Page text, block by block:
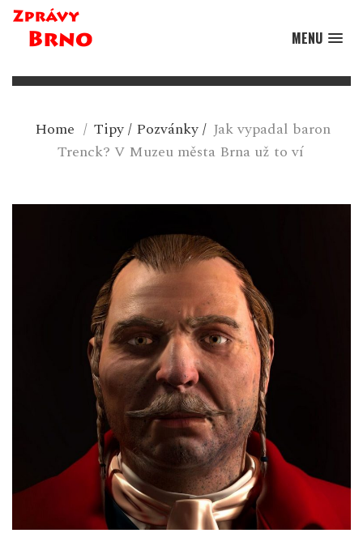
MENU
Home / Tipy/ Pozvánky/ Jak vypadal baron
Trenck? V Muzeu města Brna už to ví